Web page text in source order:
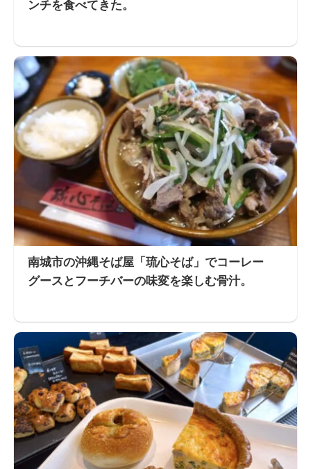
ンチを食べてきた。
南城市の沖縄そば屋「琉心そば」でコーレー
グースとフーチバーの味変を楽しむ骨汁。